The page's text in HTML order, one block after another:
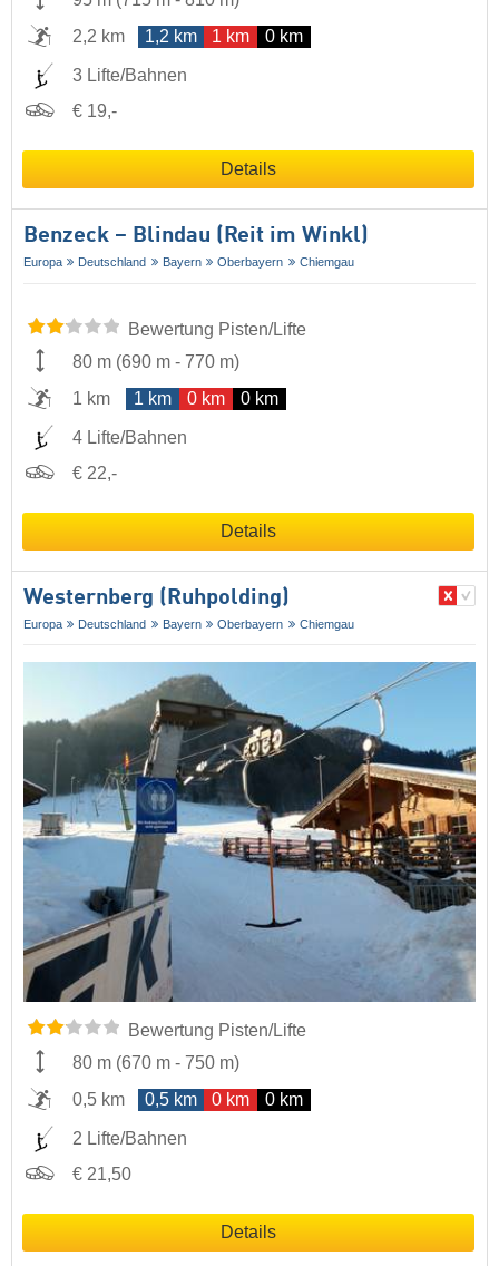
2,2 km
1,2 km 1 km 0 km
3 Lifte/Bahnen
€ 19,-
Details
Benzeck – Blindau (Reit im Winkl)
Europa Deutschland Bayern Oberbayern Chiemgau
Bewertung Pisten/Lifte
80 m (690 m - 770 m)
1 km
1 km 0 km 0 km
4 Lifte/Bahnen
€ 22,-
Details
Westernberg (Ruhpolding)
Europa Deutschland Bayern Oberbayern Chiemgau
Bewertung Pisten/Lifte
80 m (670 m - 750 m)
0,5 km
0,5 km 0 km 0 km
2 Lifte/Bahnen
€ 21,50
Details